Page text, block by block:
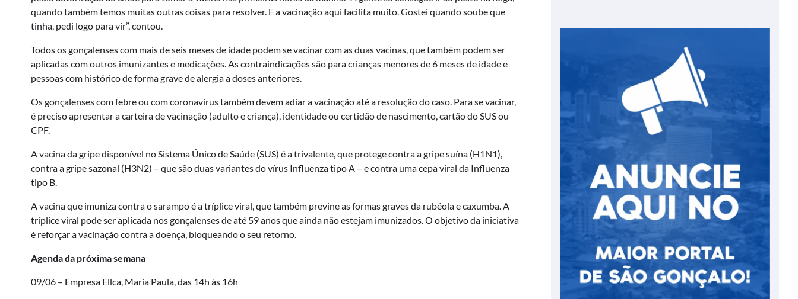
quando também temos muitas outras coisas para resolver. E a vacinação aqui facilita muito. Gostei quando soube que
tinha, pedi logo para vir”, contou.
Todos os gonçalenses com mais de seis meses de idade podem se vacinar com as duas vacinas, que também podem ser
aplicadas com outros imunizantes e medicações. As contraindicações são para crianças menores de 6 meses de idade e
pessoas com histórico de forma grave de alergia a doses anteriores.
Os gonçalenses com febre ou com coronavírus também devem adiar a vacinação até a resolução do caso. Para se vacinar,
é preciso apresentar a carteira de vacinação (adulto e criança), identidade ou certidão de nascimento, cartão do SUS ou
CPF.
A vacina da gripe disponível no Sistema Único de Saúde (SUS) é a trivalente, que protege contra a gripe suína (H1N1),
contra a gripe sazonal (H3N2) – que são duas variantes do vírus Influenza tipo A – e contra uma cepa viral da Influenza
tipo B.
A vacina que imuniza contra o sarampo é a tríplice viral, que também previne as formas graves da rubéola e caxumba. A
tríplice viral pode ser aplicada nos gonçalenses de até 59 anos que ainda não estejam imunizados. O objetivo da iniciativa
é reforçar a vacinação contra a doença, bloqueando o seu retorno.
Agenda da próxima semana
09/06 – Empresa Ellca, Maria Paula, das 14h às 16h